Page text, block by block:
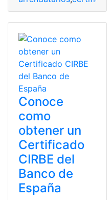
Conoce
como
obtener un
Certificado
CIRBE del
Banco de
España